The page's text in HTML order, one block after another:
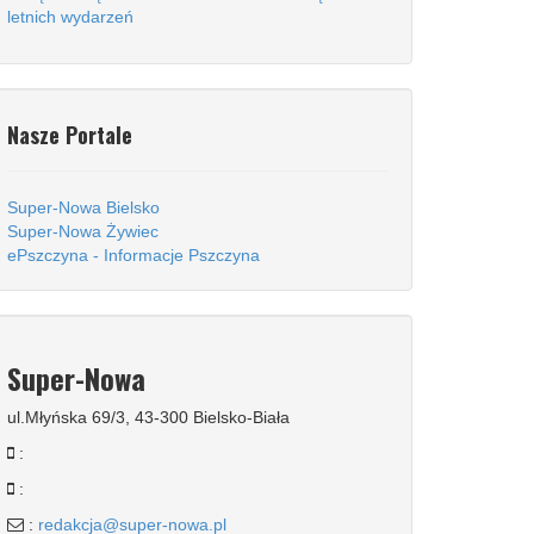
letnich wydarzeń
Nasze Portale
Super-Nowa Bielsko
Super-Nowa Żywiec
ePszczyna - Informacje Pszczyna
Super-Nowa
ul.Młyńska 69/3, 43-300 Bielsko-Biała
:
:
: redakcja@super-nowa.pl